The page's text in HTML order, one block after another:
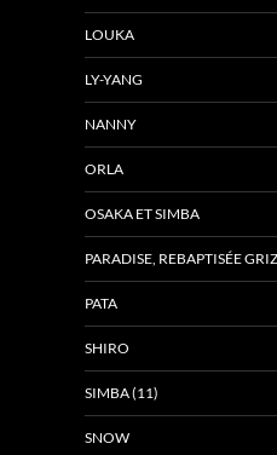
LOUKA
LY-YANG
NANNY
ORLA
OSAKA ET SIMBA
PARADISE, REBAPTISÉE
PATA
SHIRO
SIMBA (11)
SNOW